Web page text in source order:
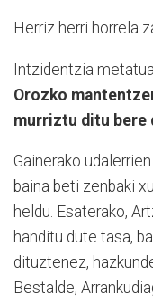
Herriz herri horrela
Intzidentzia
Orozko
murriztu ditu bere
Gainerako
baina beti zenbaki
heldu. Esaterako,
handitu dute tasa,
dituztenez,
Bestalde,